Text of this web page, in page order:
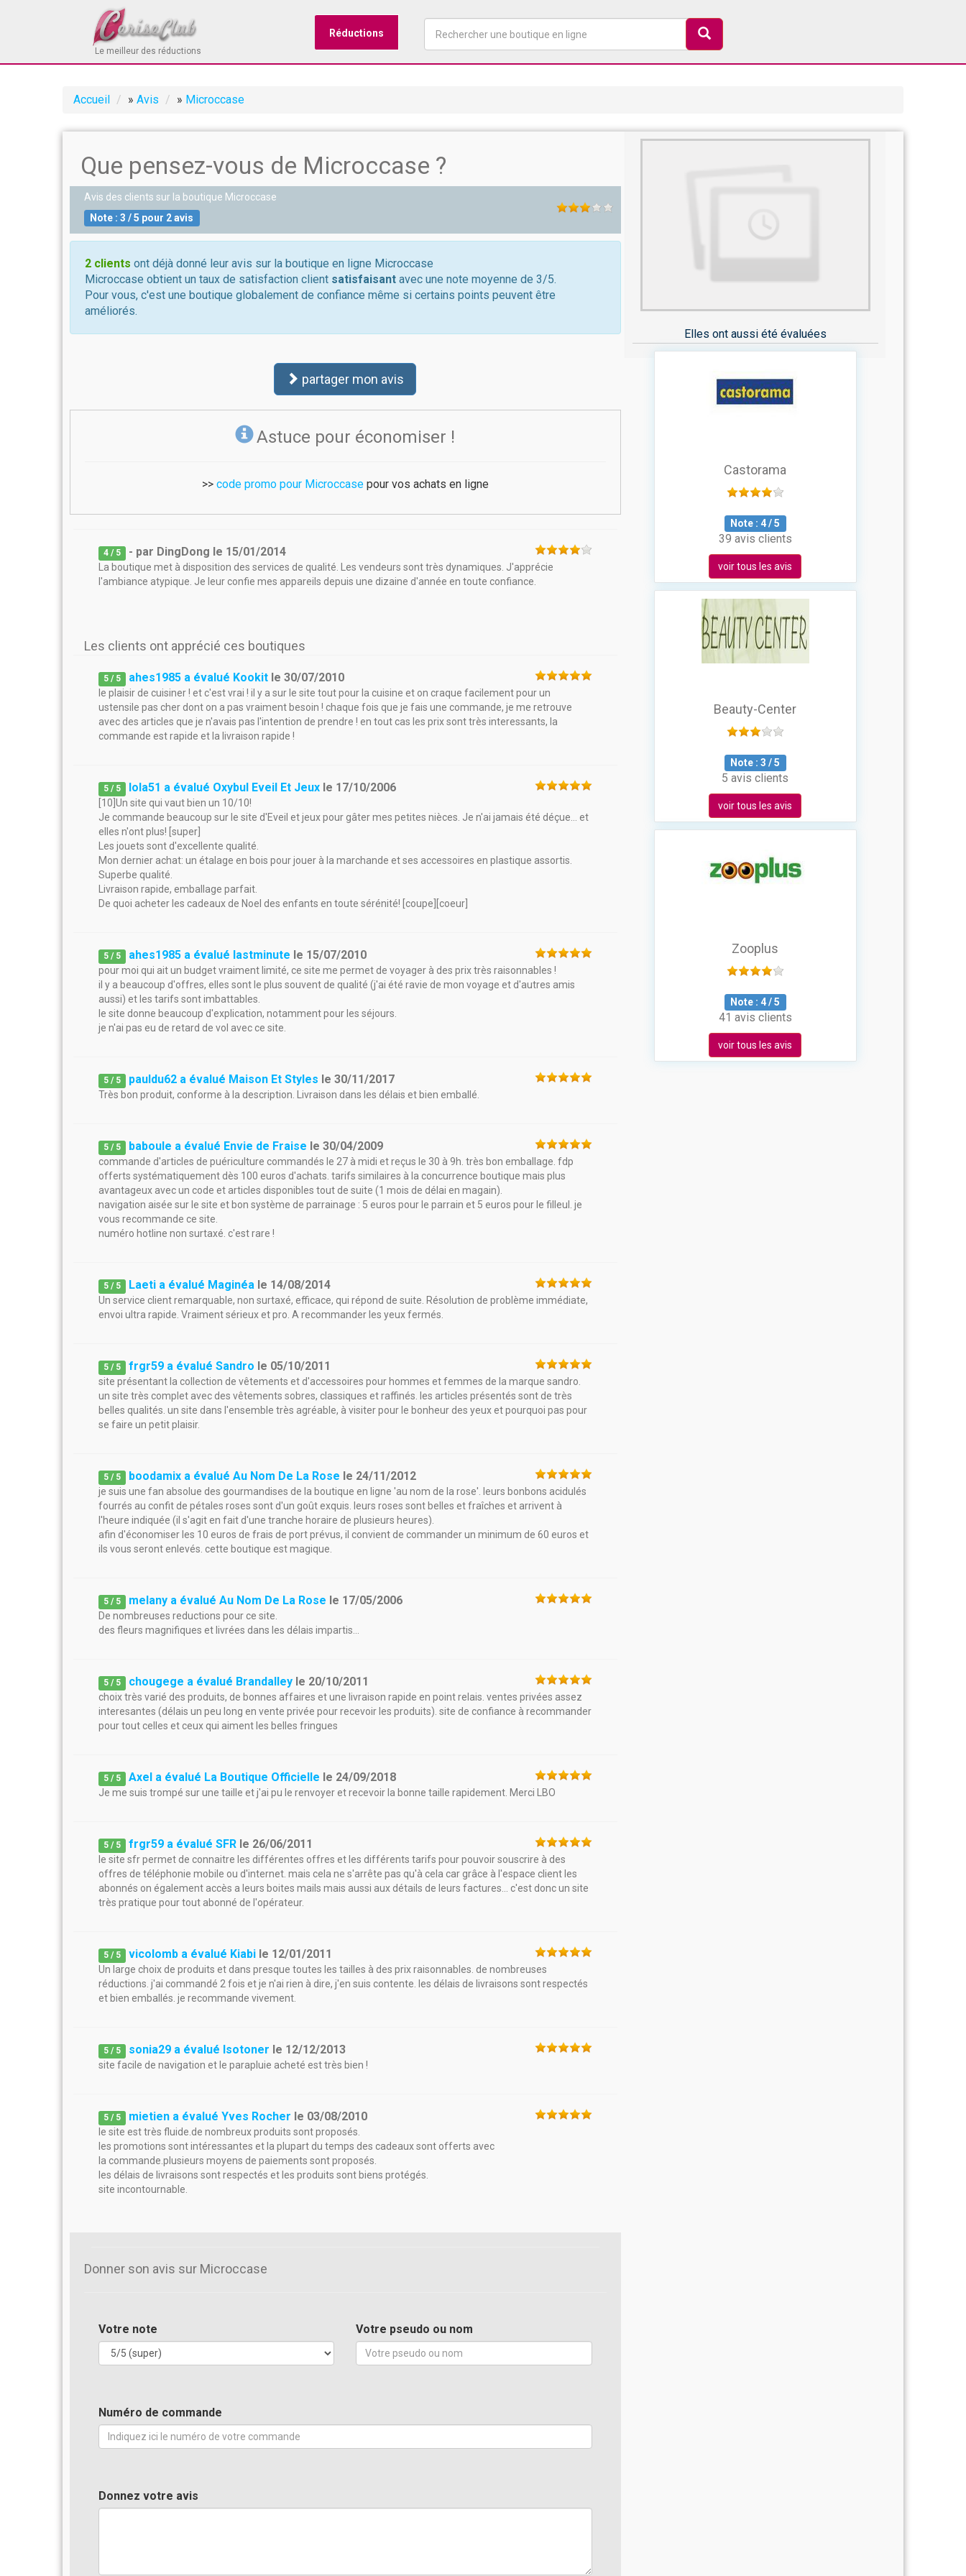
Le meilleur des réductions
Réductions
Accueil » Avis » Microccase
Que pensez-vous de Microccase ?
Avis des clients sur la boutique Microccase
Note :3 /5 pour 2avis
2 clients ont déjà donné leur avis sur la boutique en ligne Microccase
Microccase obtient un taux de satisfaction client satisfaisant avec une note moyenne de 3/5.
Pour vous, c'est une boutique globalement de confiance même si certains points peuvent être
améliorés.
partager mon avis
Astuce pour économiser !
>> code promo pour Microccasepour vos achats en ligne
4 / 5 - par DingDong le 15/01/2014
La boutique met à disposition des services de qualité. Les vendeurs sont très dynamiques. J'apprécie
l'ambiance atypique. Je leur confie mes appareils depuis une dizaine d'année en toute confiance.
Les clients ont apprécié ces boutiques
5 / 5 ahes1985 a évalué Kookit le30/07/2010
le plaisir de cuisiner ! et c'est vrai ! il y a sur le site tout pour la cuisine et on craque facilement pour un
ustensile pas cher dont on a pas vraiment besoin ! chaque fois que je fais une commande, je me retrouve
avec des articles que je n'avais pas l'intention de prendre ! en tout cas les prix sont très interessants, la
commande est rapide et la livraison rapide !
5 / 5 lola51 a évalué Oxybul Eveil Et Jeux le 17/10/2006
[10]Un site qui vaut bien un 10/10!
Je commande beaucoup sur le site d'Eveil et jeux pour gâter mes petites nièces. Je n'ai jamais été déçue... et
elles n'ont plus! [super]
Les jouets sont d'excellente qualité.
Mon dernier achat: un étalage en bois pour jouer à la marchande et ses accessoires en plastique assortis.
Superbe qualité.
Livraison rapide, emballage parfait.
De quoi acheter les cadeaux de Noel des enfants en toute sérénité! [coupe][coeur]
5 / 5 ahes1985 a évalué lastminute le 15/07/2010
pour moi qui ait un budget vraiment limité, ce site me permet de voyager à des prix très raisonnables !
il y a beaucoup d'offres, elles sont le plus souvent de qualité (j'ai été ravie de mon voyage et d'autres amis
aussi) et les tarifs sont imbattables.
le site donne beaucoup d'explication, notamment pour les séjours.
je n'ai pas eu de retard de vol avec ce site.
5 / 5 pauldu62 a évalué Maison Et Styles le30/11/2017
Très bon produit, conforme à la description. Livraison dans les délais et bien emballé.
5 / 5 baboule a évalué Envie de Fraise le30/04/2009
commande d'articles de puériculture commandés le 27 à midi et reçus le 30 à 9h. très bon emballage. fdp
offerts systématiquement dès 100 euros d'achats. tarifs similaires à la concurrence boutique mais plus
avantageux avec un code et articles disponibles tout de suite (1 mois de délai en magain).
navigation aisée sur le site et bon système de parrainage : 5 euros pour le parrain et 5 euros pour le filleul. je
vous recommande ce site.
numéro hotline non surtaxé. c'est rare !
5 / 5 Laeti a évalué Maginéa le 14/08/2014
Un service client remarquable, non surtaxé, efficace, qui répond de suite. Résolution de problème immédiate,
envoi ultra rapide. Vraiment sérieux et pro. A recommander les yeux fermés.
5 / 5 frgr59 a évalué Sandro le 05/10/2011
site présentant la collection de vêtements et d'accessoires pour hommes et femmes de la marque sandro.
un site très complet avec des vêtements sobres, classiques et raffinés. les articles présentés sont de très
belles qualités. un site dans l'ensemble très agréable, à visiter pour le bonheur des yeux et pourquoi pas pour
se faire un petit plaisir.
5 / 5 boodamix a évalué Au Nom De La Rose le 24/11/2012
je suis une fan absolue des gourmandises de la boutique en ligne 'au nom de la rose'. leurs bonbons acidulés
fourrés au confit de pétales roses sont d'un goût exquis. leurs roses sont belles et fraîches et arrivent à
l'heure indiquée (il s'agit en fait d'une tranche horaire de plusieurs heures).
afin d'économiser les 10 euros de frais de port prévus, il convient de commander un minimum de 60 euros et
ils vous seront enlevés. cette boutique est magique.
5 / 5 melany a évalué Au Nom De La Rose le 17/05/2006
De nombreuses reductions pour ce site.
des fleurs magnifiques et livrées dans les délais impartis...
5 / 5 chougege a évalué Brandalley le 20/10/2011
choix très varié des produits, de bonnes affaires et une livraison rapide en point relais. ventes privées assez
interesantes (délais un peu long en vente privée pour recevoir les produits). site de confiance à recommander
pour tout celles et ceux qui aiment les belles fringues
5 / 5 Axel a évalué La Boutique Officielle le 24/09/2018
Je me suis trompé sur une taille et j'ai pu le renvoyer et recevoir la bonne taille rapidement. Merci LBO
5 / 5 frgr59 a évalué SFR le 26/06/2011
le site sfr permet de connaitre les différentes offres et les différents tarifs pour pouvoir souscrire à des
offres de téléphonie mobile ou d'internet. mais cela ne s'arrête pas qu'à cela car grâce à l'espace client les
abonnés on également accès a leurs boites mails mais aussi aux détails de leurs factures... c'est donc un site
très pratique pour tout abonné de l'opérateur.
5 / 5 vicolomb a évalué Kiabi le 12/01/2011
Un large choix de produits et dans presque toutes les tailles à des prix raisonnables. de nombreuses
réductions. j'ai commandé 2 fois et je n'ai rien à dire, j'en suis contente. les délais de livraisons sont respectés
et bien emballés. je recommande vivement.
5 / 5 sonia29 a évalué Isotoner le 12/12/2013
site facile de navigation et le parapluie acheté est très bien !
5 / 5 mietien a évalué Yves Rocher le 03/08/2010
le site est très fluide.de nombreux produits sont proposés.
les promotions sont intéressantes et la plupart du temps des cadeaux sont offerts avec
la commande.plusieurs moyens de paiements sont proposés.
les délais de livraisons sont respectés et les produits sont biens protégés.
site incontournable.
Donner son avis sur Microccase
Votre note Votre pseudo ou nom
Numéro de commande
Donnez votre avis
Elles ont aussi été évaluées
Castorama
Note : 4/5
39 avis clients
voir tous les avis
Beauty-Center
Note :3 /5
5 avis clients
voir tous les avis
Zooplus
Note : 4/5
41 avis clients
voir tous les avis